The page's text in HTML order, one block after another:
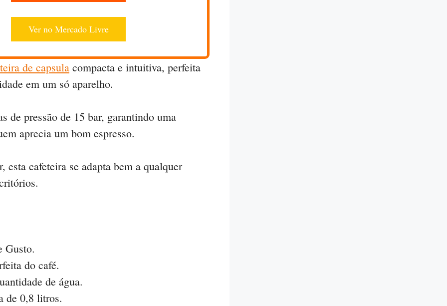
Ver no Mercado Livre
de capsula compacta e intuitiva, perfeita
em um só aparelho.
de pressão de 15 bar, garantindo uma
aprecia um bom espresso.
cafeteira se adapta bem a qualquer
Gusto.
do café.
de água.
de 0,8 litros.